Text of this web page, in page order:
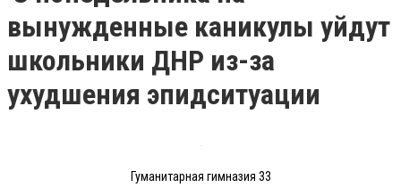
вынужденные каникулы уйдут
школьники ДНР из-за
ухудшения эпидситуации
Гуманитарная гимназия 33